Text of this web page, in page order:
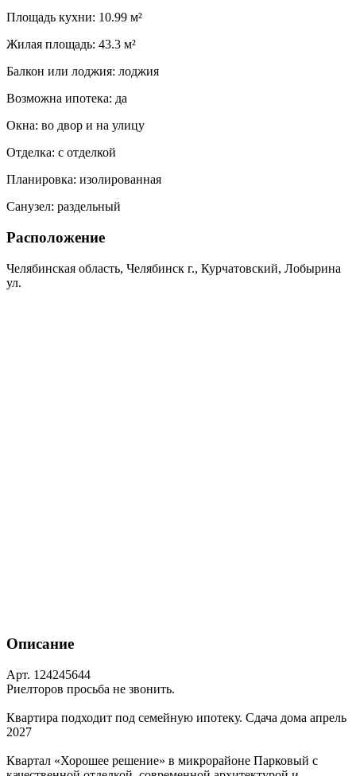
Площадь кухни: 10.99 м²
Жилая площадь: 43.3 м²
Балкон или лоджия: лоджия
Возможна ипотека: да
Окна: во двор и на улицу
Отделка: с отделкой
Планировка: изолированная
Санузел: раздельный
Расположение
Челябинская область, Челябинск г., Курчатовский, Лобырина
ул.
Описание
Арт. 124245644
Риелторов просьба не звонить.
Квартира подходит под семейную ипотеку. Сдача дома апрель
2027
Квартал «Хорошее решение» в микрорайоне Парковый с